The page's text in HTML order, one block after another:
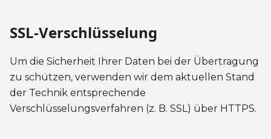
SSL-Verschlüsselung
Um die Sicherheit Ihrer Daten bei der Übertragung
zu schützen, verwenden wir dem aktuellen Stand
der Technik entsprechende
Verschlüsselungsverfahren (z. B. SSL) über HTTPS.